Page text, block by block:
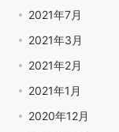
2021年7月
2021年3月
2021年2月
2021年1月
2020年12月